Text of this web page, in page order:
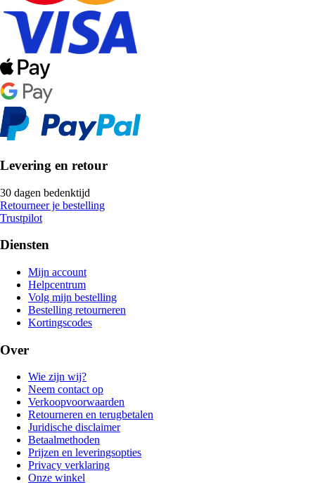
Levering en retour
30 dagen bedenktijd
Retourneer je bestelling
Trustpilot
Diensten
Mijn account
Helpcentrum
Volg mijn bestelling
Bestelling retourneren
Kortingscodes
Over
Wie zijn wij?
Neem contact op
Verkoopvoorwaarden
Retourneren en terugbetalen
Juridische disclaimer
Betaalmethoden
Prijzen en leveringsopties
Privacy verklaring
Onze winkel